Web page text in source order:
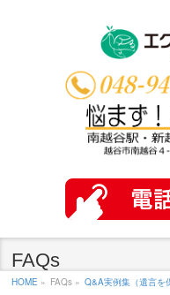
FAQs
HOME » FAQs » Q&A実例集（遺言を